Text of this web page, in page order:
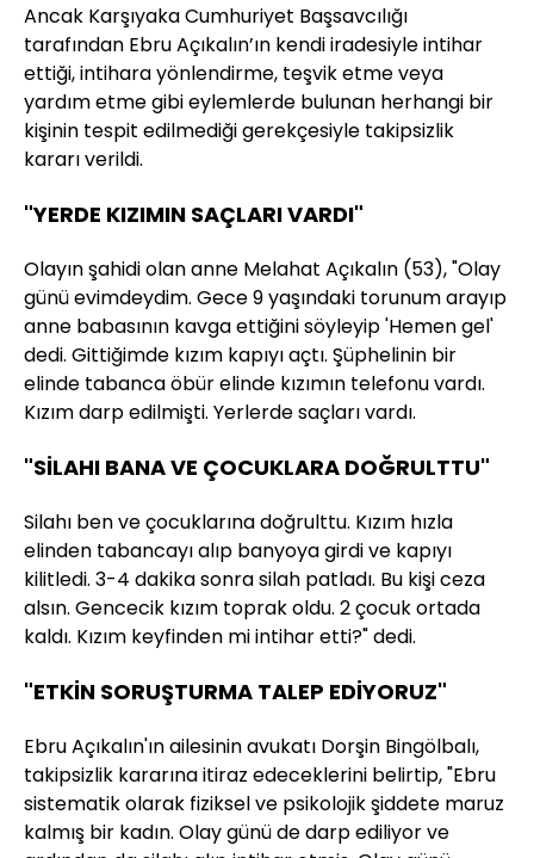
Ancak Karşıyaka Cumhuriyet Başsavcılığı
tarafından Ebru Açıkalın’ın kendi iradesiyle intihar
ettiği, intihara yönlendirme, teşvik etme veya
yardım etme gibi eylemlerde bulunan herhangi bir
kişinin tespit edilmediği gerekçesiyle takipsizlik
kararı verildi.
"YERDE KIZIMIN SAÇLARI VARDI"
Olayın şahidi olan anne Melahat Açıkalın (53), "Olay
günü evimdeydim. Gece 9 yaşındaki torunum arayıp
anne babasının kavga ettiğini söyleyip 'Hemen gel'
dedi. Gittiğimde kızım kapıyı açtı. Şüphelinin bir
elinde tabanca öbür elinde kızımın telefonu vardı.
Kızım darp edilmişti. Yerlerde saçları vardı.
"SİLAHI BANA VE ÇOCUKLARA DOĞRULTTU"
Silahı ben ve çocuklarına doğrulttu. Kızım hızla
elinden tabancayı alıp banyoya girdi ve kapıyı
kilitledi. 3-4 dakika sonra silah patladı. Bu kişi ceza
alsın. Gencecik kızım toprak oldu. 2 çocuk ortada
kaldı. Kızım keyfinden mi intihar etti?" dedi.
"ETKİN SORUŞTURMA TALEP EDİYORUZ"
Ebru Açıkalın'ın ailesinin avukatı Dorşin Bingölbalı,
takipsizlik kararına itiraz edeceklerini belirtip, "Ebru
sistematik olarak fiziksel ve psikolojik şiddete maruz
kalmış bir kadın. Olay günü de darp ediliyor ve